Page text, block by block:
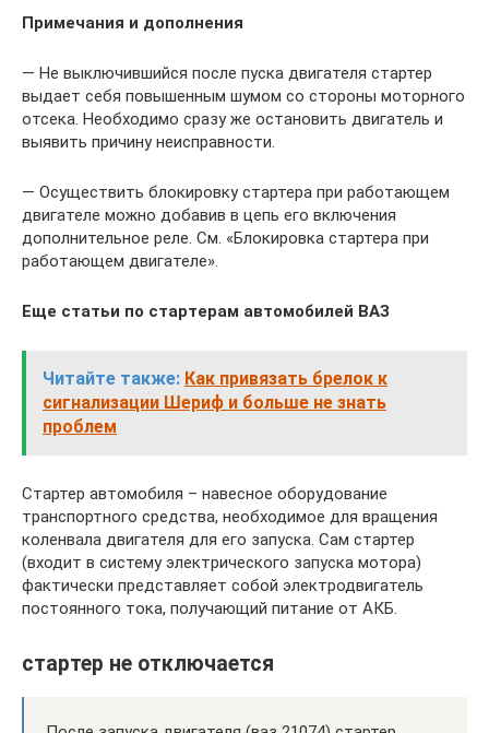
Примечания и дополнения
— Не выключившийся после пуска двигателя стартер
выдает себя повышенным шумом со стороны моторного
отсека. Необходимо сразу же остановить двигатель и
выявить причину неисправности.
— Осуществить блокировку стартера при работающем
двигателе можно добавив в цепь его включения
дополнительное реле. См. «Блокировка стартера при
работающем двигателе».
Еще статьи по стартерам автомобилей ВАЗ
Читайте также: Как привязать брелок к
сигнализации Шериф и больше не знать
проблем
Стартер автомобиля – навесное оборудование
транспортного средства, необходимое для вращения
коленвала двигателя для его запуска. Сам стартер
(входит в систему электрического запуска мотора)
фактически представляет собой электродвигатель
постоянного тока, получающий питание от АКБ.
стартер не отключается